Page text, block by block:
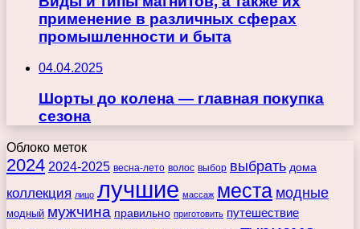
применение в различных сферах
промышленности и быта
04.04.2025
Шорты до колена — главная покупка
сезона
Облоко меток
2024 2024-2025 весна-лето волос выбор выбрать дома
коллекция лицо лучшие массаж места модные
модный мужчина правильно приготовить путешествие